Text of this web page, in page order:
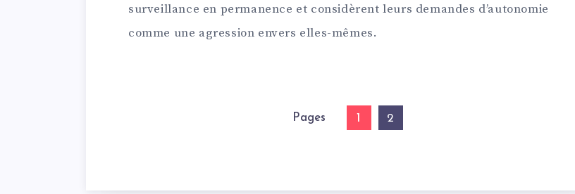
surveillance en permanence et considèrent leurs demandes d’autonomie
comme une agression envers elles-mêmes.
Pages 1 2